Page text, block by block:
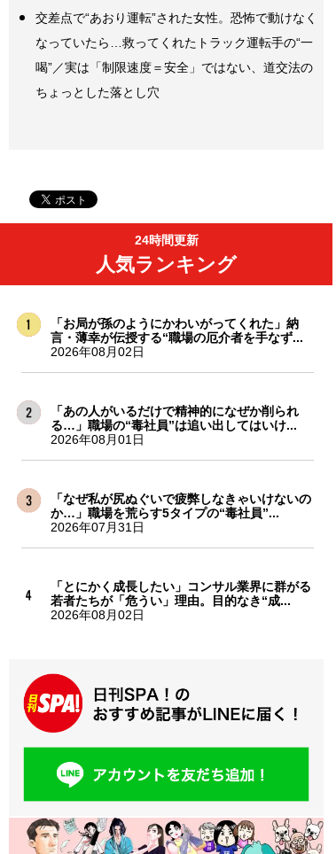
交差点で“あおり運転”された女性。恐怖で動けなく
なっていたら…救ってくれたトラック運転手の“一
喝”／実は「制限速度＝安全」ではない、道交法の
ちょっとした落とし穴
24時間更新
人気ランキング
「お局が孫のようにかわいがってくれた」納
言・薄幸が伝授する“職場の厄介者を手なず...
2026年08月02日
「あの人がいるだけで精神的になぜか削られ
る…」職場の“毒社員”は追い出してはいけ...
2026年08月01日
「なぜ私が尻ぬぐいで疲弊しなきゃいけないの
か…」職場を荒らす5タイプの“毒社員”...
2026年07月31日
「とにかく成長したい」コンサル業界に群がる
若者たちが「危うい」理由。目的なき“成...
2026年08月02日